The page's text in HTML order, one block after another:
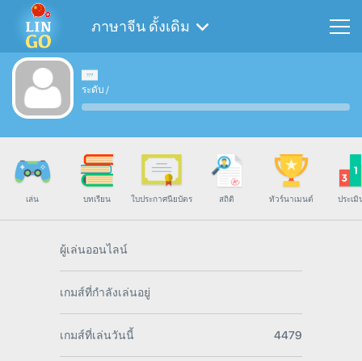
ภาษาจีน ดั้งเดิม
ระดับ /
เล่น บทเรียน ใบประกาศนียบัตร สถิติ ทัวร์นาเมนต์ ประเมิ
ผู้เล่นออนไลน์
เกมส์ที่กำลังเล่นอยู่
เกมส์ที่เล่นวันนี้ 4479